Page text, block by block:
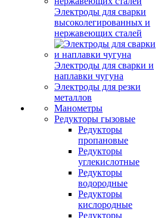
Электроды для сварки
высоколегированных и
нержавеющих сталей
Электроды для сварки и
наплавки чугуна
Электроды для резки
металлов
Манометры
Редукторы гызовые
Редукторы
пропановые
Редукторы
углекислотные
Редукторы
водородные
Редукторы
кислородные
Редукторы